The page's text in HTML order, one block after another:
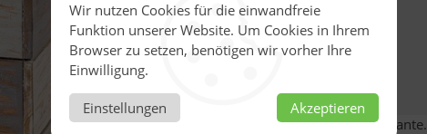
Wir nutzen Cookies für die einwandfreie
Funktion unserer Website. Um Cookies in Ihrem
Browser zu setzen, benötigen wir vorher Ihre
Einwilligung.
Einstellungen Akzeptieren
Auswahloptionen:
Farbe
Bitte wählen Sie eine Variante.